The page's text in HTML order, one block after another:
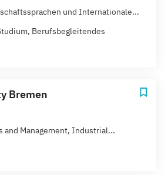
und Internationale...
Berufsbegleitendes
Bremen
and Management, Industrial...